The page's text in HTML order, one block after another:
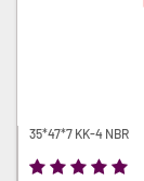
35*47*7 KK-4 NBR